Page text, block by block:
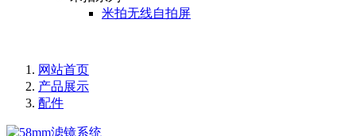
米拍无线自拍屏
网站首页
产品展示
配件